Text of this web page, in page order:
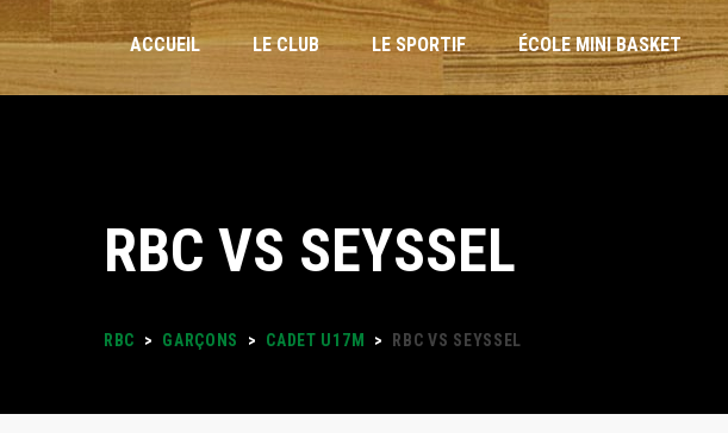
ACCUEIL LE CLUB LE SPORTIF
STAGES VACANCES
PLANNING DES ENTRAÎNEMENTS
LOISIRS LOISIRS
ÉCOLE MINI BASKET
RBC VS SEYSSEL
RBC > GARÇONS > CADET U17M > RBC VS SEYSSEL